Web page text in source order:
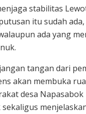
stabilitas
itu sudah
ada yang
tangan dari
akan membuka
desa
sekaligus